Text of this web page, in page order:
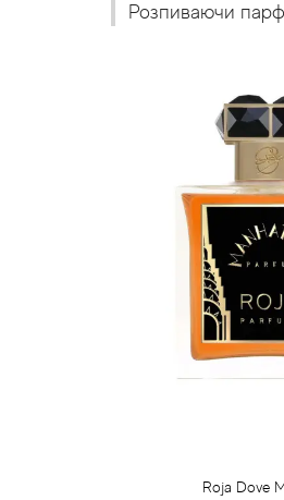
Розпиваючи
Roja Dove